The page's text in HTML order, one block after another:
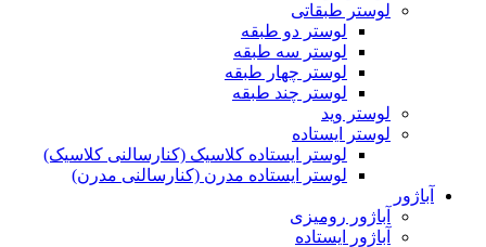
لوستر طبقاتی
لوستر دو طبقه
لوستر سه طبقه
لوستر چهار طبقه
لوستر چند طبقه
لوستر وید
لوستر ایستاده
لوستر ایستاده کلاسیک (کنارسالنی کلاسیک)
لوستر ایستاده مدرن (کنارسالنی مدرن)
آباژور
آباژور رومیزی
آباژور ایستاده